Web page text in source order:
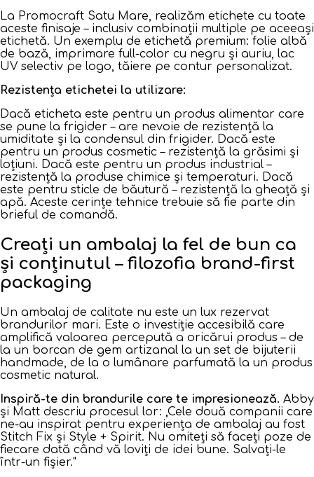
La Promocraft Satu Mare, realizăm etichete cu toate
aceste finisaje – inclusiv combinații multiple pe aceeași
etichetă. Un exemplu de etichetă premium: folie albă
de bază, imprimare full-color cu negru și auriu, lac
UV selectiv pe logo, tăiere pe contur personalizat.
Rezistența etichetei la utilizare:
Dacă eticheta este pentru un produs alimentar care
se pune la frigider – are nevoie de rezistență la
umiditate și la condensul din frigider. Dacă este
pentru un produs cosmetic – rezistență la grăsimi și
loțiuni. Dacă este pentru un produs industrial –
rezistență la produse chimice și temperaturi. Dacă
este pentru sticle de băutură – rezistență la gheață și
apă. Aceste cerințe tehnice trebuie să fie parte din
brieful de comandă.
Creați un ambalaj la fel de bun ca
și conținutul – filozofia brand-first
packaging
Un ambalaj de calitate nu este un lux rezervat
brandurilor mari. Este o investiție accesibilă care
amplifică valoarea percepută a oricărui produs – de
la un borcan de gem artizanal la un set de bijuterii
handmade, de la o lumânare parfumată la un produs
cosmetic natural.
Inspiră-te din brandurile care te impresionează. Abby
și Matt descriu procesul lor: „Cele două companii care
ne-au inspirat pentru experiența de ambalaj au fost
Stitch Fix și Style + Spirit. Nu omiteți să faceți poze de
fiecare dată când vă loviți de idei bune. Salvați-le
într-un fișier."